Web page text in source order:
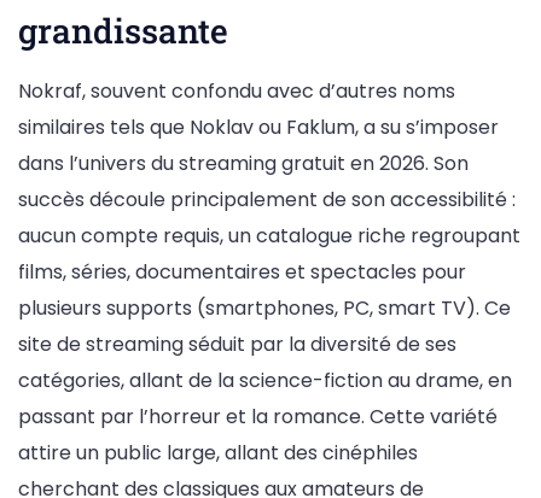
grandissante
Nokraf, souvent confondu avec d’autres noms
similaires tels que Noklav ou Faklum, a su s’imposer
dans l’univers du streaming gratuit en 2026. Son
succès découle principalement de son accessibilité :
aucun compte requis, un catalogue riche regroupant
films, séries, documentaires et spectacles pour
plusieurs supports (smartphones, PC, smart TV). Ce
site de streaming séduit par la diversité de ses
catégories, allant de la science-fiction au drame, en
passant par l’horreur et la romance. Cette variété
attire un public large, allant des cinéphiles
cherchant des classiques aux amateurs de